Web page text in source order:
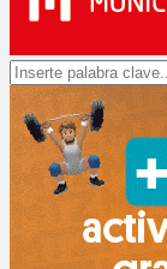
Search
for: